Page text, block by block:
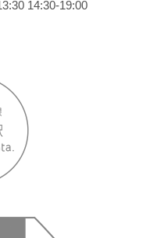
14:30-19:00